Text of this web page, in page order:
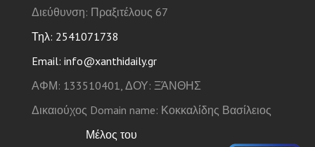
Διεύθυνση: Πραξιτέλους 67
Τηλ: 2541071738
Email: info@xanthidaily.gr
ΑΦΜ: 133510401, ΔΟΥ: ΞΆΝΘΗΣ
Δικαιούχος Domain name: Κοκκαλίδης Βασίλειος
Μέλος του